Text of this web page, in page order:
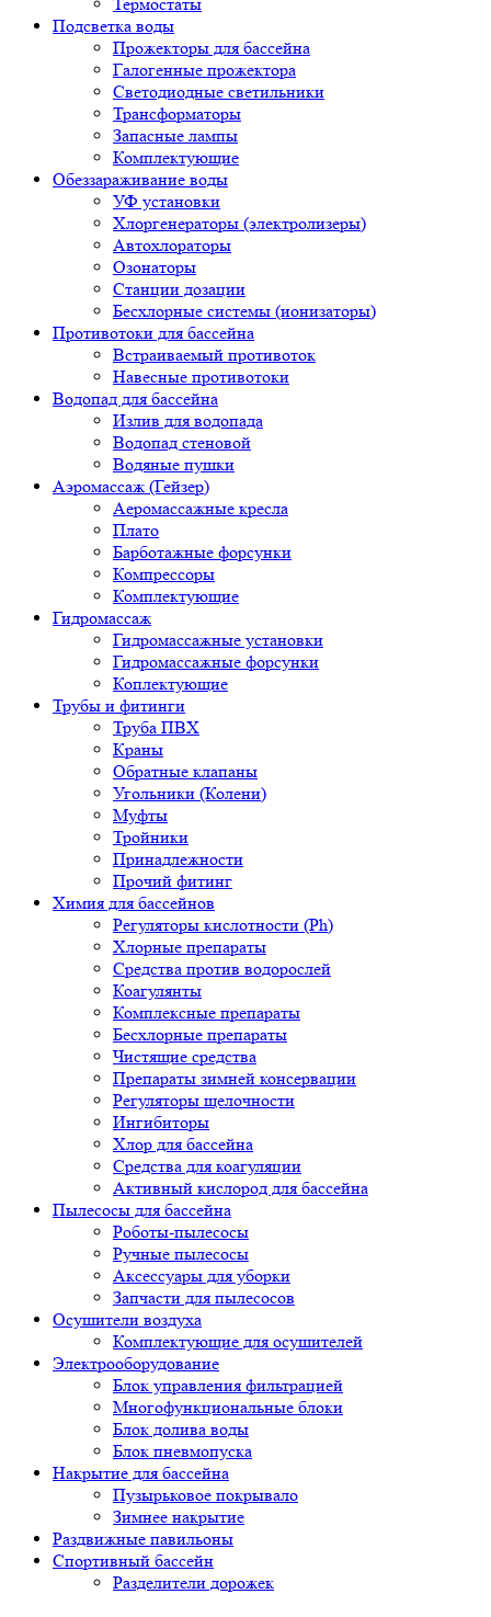
Подсветка воды
Прожекторы для бассейна
Галогенные прожектора
Светодиодные светильники
Трансформаторы
Запасные лампы
Комплектующие
Обеззараживание воды
УФ установки
Хлоргенераторы (электролизеры)
Автохлораторы
Озонаторы
Станции дозации
Бесхлорные системы (ионизаторы)
Противотоки для бассейна
Встраиваемый противоток
Навесные противотоки
Водопад для бассейна
Излив для водопада
Водопад стеновой
Водяные пушки
Аэромассаж (Гейзер)
Аеромассажные кресла
Плато
Барботажные форсунки
Компрессоры
Комплектующие
Гидромассаж
Гидромассажные установки
Гидромассажные форсунки
Коплектующие
Трубы и фитинги
Труба ПВХ
Краны
Обратные клапаны
Угольники (Колени)
Муфты
Тройники
Принадлежности
Прочий фитинг
Химия для бассейнов
Регуляторы кислотности (Ph)
Хлорные препараты
Средства против водорослей
Коагулянты
Комплексные препараты
Бесхлорные препараты
Чистящие средства
Препараты зимней консервации
Регуляторы щелочности
Ингибиторы
Хлор для бассейна
Средства для коагуляции
Активный кислород для бассейна
Пылесосы для бассейна
Роботы-пылесосы
Ручные пылесосы
Аксессуары для уборки
Запчасти для пылесосов
Осушители воздуха
Комплектующие для осушителей
Электрооборудование
Блок управления фильтрацией
Многофункциональные блоки
Блок долива воды
Блок пневмопуска
Накрытие для бассейна
Пузырьковое покрывало
Зимнее накрытие
Раздвижные павильоны
Спортивный бассейн
Разделители дорожек